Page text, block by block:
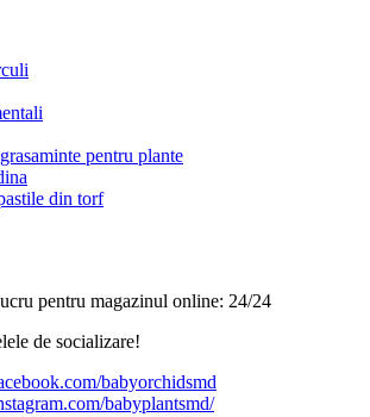
pentru plante
din torf
pentru magazinul online: 24/24
de socializare!
babyorchidsmd
babyplantsmd/